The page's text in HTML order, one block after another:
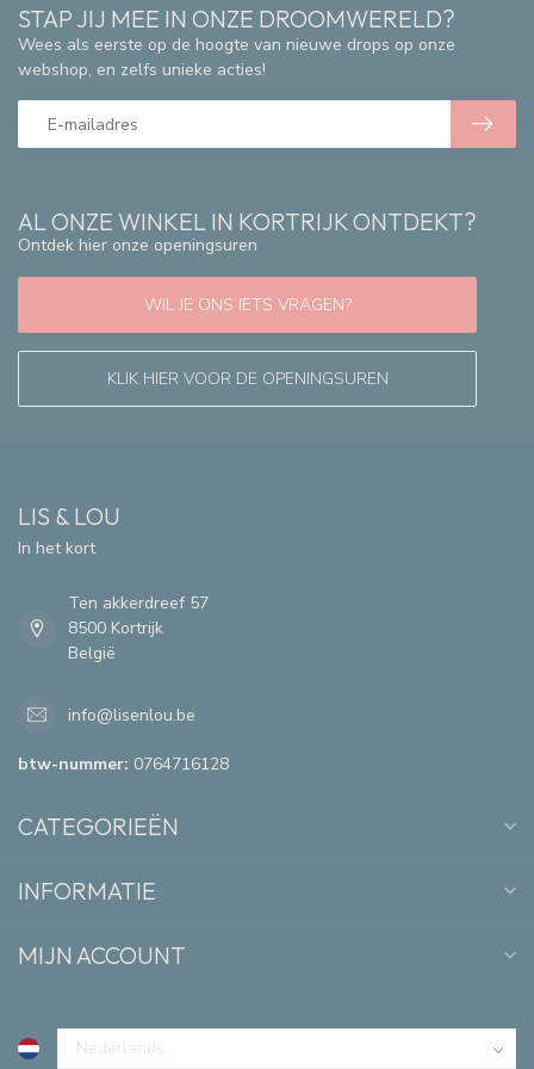
AL ONZE WINKEL IN KORTRIJK ONTDEKT?
Ontdek hier onze openingsuren
WIL JE ONS IETS VRAGEN?
KLIK HIER VOOR DE OPENINGSUREN
STAP JIJ MEE IN ONZE DROOMWERELD?
Wees als eerste op de hoogte van nieuwe drops op onze
webshop, en zelfs unieke acties!
LIS & LOU
In het kort
Ten akkerdreef 57
8500 Kortrijk
België
info@lisenlou.be
btw-nummer: 0764716128
CATEGORIEËN
INFORMATIE
MIJN ACCOUNT